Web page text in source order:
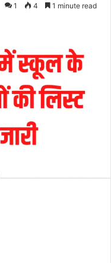
1 4 1 minute read